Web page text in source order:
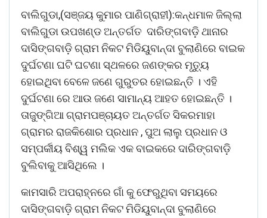
ବାଲିଗୁଡା,(ସଞ୍ଜୟ କୁମାର ପାଣିଗ୍ରାହୀ):କନ୍ଧମାଳ ଜିଲ୍ଲା
ବାଲିଗୁଡା ଉପଖଣ୍ଡ ଅନ୍ତର୍ଗତ ଦାରିଙ୍ଗବାଡ଼ି ଥାନାର
ଦାସିଙ୍ଗବାଡ଼ି ଗ୍ରାମ ନିକଟ ମିଡିୟୁବାନ୍ଦା ବୁଲାଣିରେ ବାଇକ
ଦୁର୍ଘଟଣା ଘଟି ଘଟଣା ସ୍ଥଳରେ ଜଣଙ୍କର ମୃତ୍ୟୁ
ହୋଇଥିବା ବେଳେ ଜଣେ ଗୁରୁତର ହୋଇଛନ୍ତି । ଏହି
ଦୁର୍ଘଟଣା ରେ ଆଉ ଜଣେ ସାମାନ୍ୟ ଆହତ ହୋଇଛନ୍ତି ।
ତାଜୁଙ୍ଗିଆ ଗ୍ରାମପଞ୍ଚାୟତ ଅନ୍ତର୍ଗତ ସିକରମାହା
ଗ୍ରାମର ରାଜକିଶୋର ପ୍ରଧାନ , ପୁଅ ଲାଲୁ ପ୍ରଧାନ ଓ
ସମ୍ପର୍କୀୟ ବିଶ୍ୱ ମଲିକ ଏକ ବାଇକରେ ଦାରିଙ୍ଗବାଡ଼ି
ବୁଲିବାକୁ ଆସିଥିଲେ ।
କାମସାରି ଅପରାହ୍ନରେ ଗାଁ କୁ ଫେରୁଥିବା ସମୟରେ
ଦାସିଙ୍ଗବାଡ଼ି ଗ୍ରାମ ନିକଟ ମିଡିୟୁବାନ୍ଦା ବୁଲାଣିରେ